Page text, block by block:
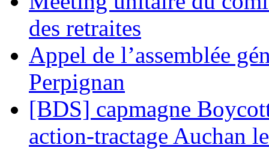
des retraites
Appel de l’assemblée
Perpignan
[BDS] capmagne
action-tractage Auchan